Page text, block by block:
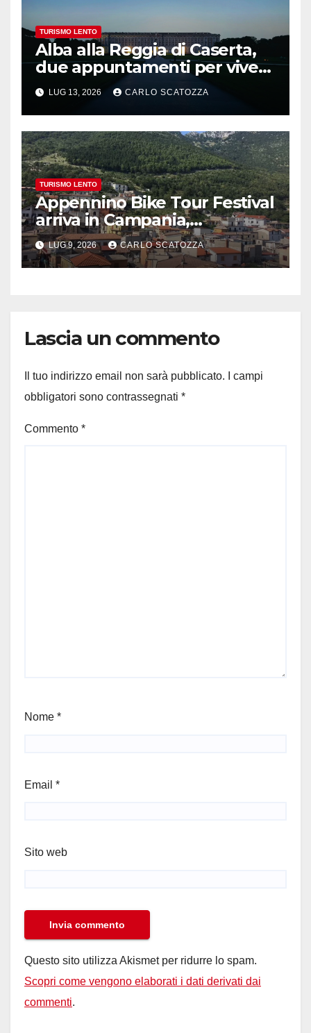
TURISMO LENTO
Alba alla Reggia di Caserta,
due appuntamenti per vivere
la magia
LUG 13, 2026 CARLO SCATOZZA
TURISMO LENTO
Appennino Bike Tour Festival
arriva in Campania,
appuntamento a Valle
Agricola
LUG 9, 2026 CARLO SCATOZZA
Lascia un commento
Il tuo indirizzo email non sarà pubblicato.
I campi
obbligatori sono contrassegnati *
Commento *
Nome *
Email *
Sito web
Questo sito utilizza Akismet per ridurre lo spam.
Scopri come vengono elaborati i dati derivati dai
commenti.